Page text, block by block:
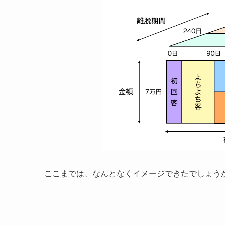
ここまでは、なんとなくイメージできたでしょう